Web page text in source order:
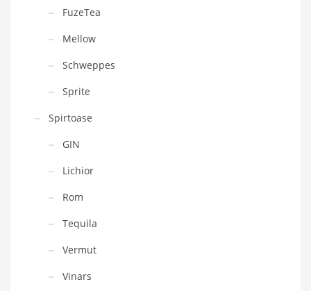
FuzeTea
Mellow
Schweppes
Sprite
Spirtoase
GIN
Lichior
Rom
Tequila
Vermut
Vinars